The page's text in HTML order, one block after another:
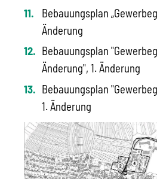
Bebauungsplan
Änderung
Bebauungsplan
Änderung", 1. Änderung
Bebauungsplan
1. Änderung